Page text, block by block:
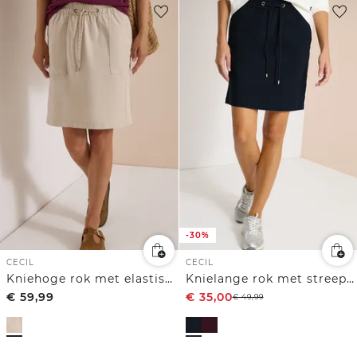
CECIL
Kniehoge rok met elastische tailleband
€ 59,99
-30%
CECIL
Knielange rok met streepdetail
€ 35,00€49,99